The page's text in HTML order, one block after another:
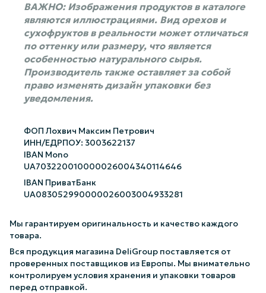
ВАЖНО: Изображения продуктов в каталоге
являются иллюстрациями. Вид орехов и
сухофруктов в реальности может отличаться
по оттенку или размеру, что является
особенностью натурального сырья.
Производитель также оставляет за собой
право изменять дизайн упаковки без
уведомления.
ФОП Лохвич Максим Петрович
ИНН/ЕДРПОУ: 3003622137
IBAN Mono
UA703220010000026004340114646
IBAN ПриватБанк
UA083052990000026003004933281
Мы гарантируем оригинальность и качество каждого
товара.
Вся продукция магазина DeliGroup поставляется от
проверенных поставщиков из Европы. Мы внимательно
контролируем условия хранения и упаковки товаров
перед отправкой.